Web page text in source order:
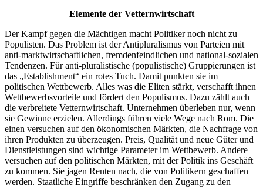
Elemente der Vetternwirtschaft
Der Kampf gegen die Mächtigen macht Politiker noch nicht zu
Populisten. Das Problem ist der Antipluralismus von Parteien mit
anti-marktwirtschaftlichen, fremdenfeindlichen und national-sozialen
Tendenzen. Für anti-pluralistische (populistische) Gruppierungen ist
das „Establishment“ ein rotes Tuch. Damit punkten sie im
politischen Wettbewerb. Alles was die Eliten stärkt, verschafft ihnen
Wettbewerbsvorteile und fördert den Populismus. Dazu zählt auch
die verbreitete Vetternwirtschaft. Unternehmen überleben nur, wenn
sie Gewinne erzielen. Allerdings führen viele Wege nach Rom. Die
einen versuchen auf den ökonomischen Märkten, die Nachfrage von
ihren Produkten zu überzeugen. Preis, Qualität und neue Güter und
Dienstleistungen sind wichtige Parameter im Wettbewerb. Andere
versuchen auf den politischen Märkten, mit der Politik ins Geschäft
zu kommen. Sie jagen Renten nach, die von Politikern geschaffen
werden. Staatliche Eingriffe beschränken den Zugang zu den